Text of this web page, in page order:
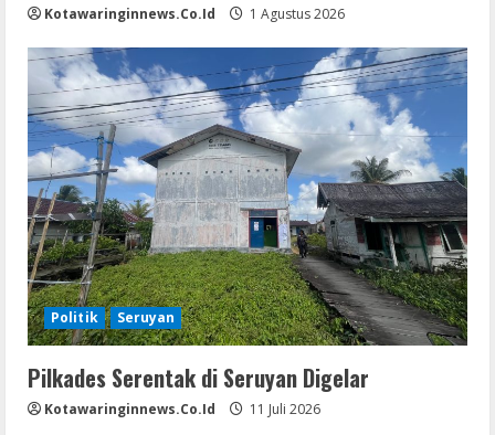
Kotawaringinnews.co.id 1 Agustus 2026
Politik Seruyan
Pilkades Serentak di Seruyan Digelar
Kotawaringinnews.co.id 11 Juli 2026